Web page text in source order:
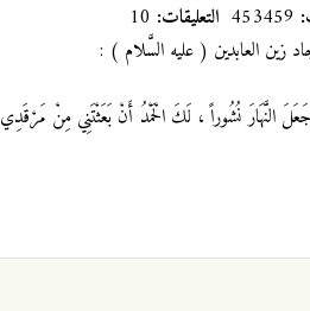
التعليقات:
زين العابدين ( عليه السَّلام ) :
جَعَلَ النَّهَارَ نُشُوراً ، لَكَ الْحَمْدُ أَنْ بَعَثْتَنِي مِنْ